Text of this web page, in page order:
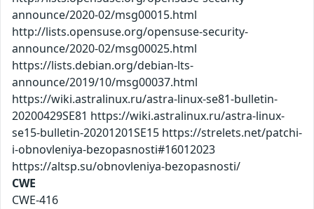
announce/2020-02/msg00015.html
http://lists.opensuse.org/opensuse-security-
announce/2020-02/msg00025.html
https://lists.debian.org/debian-lts-
announce/2019/10/msg00037.html
https://wiki.astralinux.ru/astra-linux-se81-bulletin-
20200429SE81 https://wiki.astralinux.ru/astra-linux-
se15-bulletin-20201201SE15 https://strelets.net/patchi-
i-obnovleniya-bezopasnosti#16012023
https://altsp.su/obnovleniya-bezopasnosti/
CWE
CWE-416